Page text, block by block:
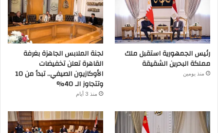
رئيس الجمهورية استقبل ملك
مملكة البحرين الشقيقة
منذ يومين
لجنة الملابس الجاهزة بغرفة
القاهرة تعلن تخفيضات
الأوكازيون الصيفي.. تبدأ من 10
وتتجاوز الـ 40%
منذ 3 أيام